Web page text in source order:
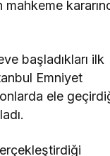
başladıkları ilk
Emniyet
ele